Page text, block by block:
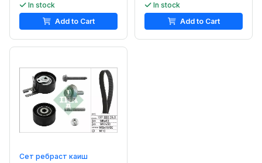
In stock
Add to Cart
In stock
Add to Cart
Сет ребраст каиш